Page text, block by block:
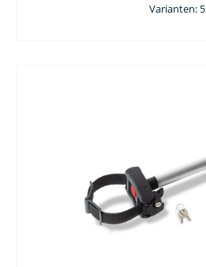
Varianten: 5